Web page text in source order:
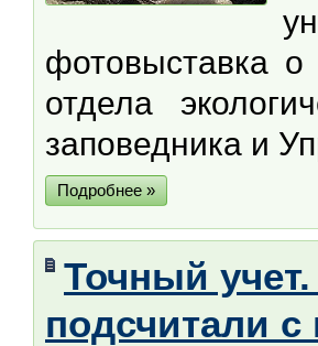
фотовыставка о
отдела
заповедника и
Подробнее »
Точный
подсчитали